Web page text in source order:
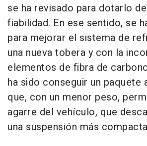
se ha revisado para dotarlo
fiabilidad. En ese sentido, se
para mejorar el sistema de
una nueva tobera y con la
elementos de fibra de
ha sido conseguir un paquete
que, con un menor peso,
agarre del vehículo, que
una suspensión más